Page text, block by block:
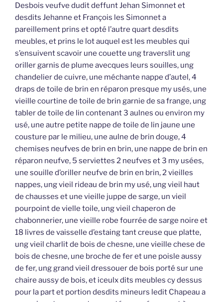
Desbois veufve dudit deffunt Jehan Simonnet et
desdits Jehanne et François les Simonnet a
pareillement prins et opté l’autre quart desdits
meubles, et prins le lot auquel est les meubles qui
s’ensuivent scavoir une couette ung traverslit ung
oriller garnis de plume avecques leurs souilles, ung
chandelier de cuivre, une méchante nappe d’autel, 4
draps de toile de brin en réparon presque my usés, une
vieille courtine de toile de brin garnie de sa frange, ung
tabler de toile de lin contenant 3 aulnes ou environ my
usé, une autre petite nappe de toile de lin jaune une
cousture par le milieu, une aulne de brin douge, 4
chemises neufves de brin en brin, une nappe de brin en
réparon neufve, 5 serviettes 2 neufves et 3 my usées,
une souille d’oriller neufve de brin en brin, 2 vieilles
nappes, ung vieil rideau de brin my usé, ung vieil haut
de chausses et une vieille juppe de sarge, un vieil
pourpoint de vielle toile, ung vieil chaperon de
chabonnerier, une vieille robe fourrée de sarge noire et
18 livres de vaisselle d’estaing tant creuse que platte,
ung vieil charlit de bois de chesne, une vieille chese de
bois de chesne, une broche de fer et une poisle aussy
de fer, ung grand vieil dressouer de bois porté sur une
chaire aussy de bois, et iceulx dits meubles cy dessus
pour la part et portion desdits mineurs ledit Chapeau a